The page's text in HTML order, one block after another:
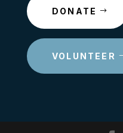
DONATE
VOLUNTEER